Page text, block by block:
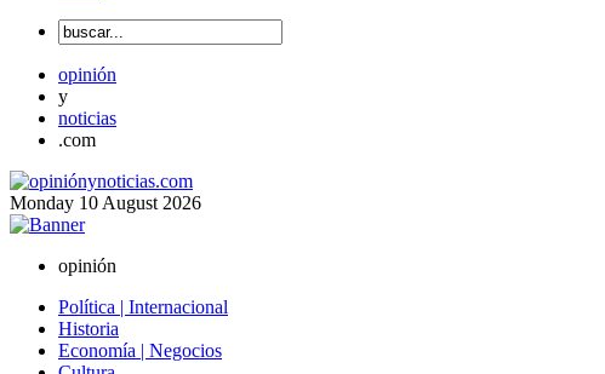
opinión
y
noticias
.com
Monday 10 August 2026
opinión
Política | Internacional
Historia
Economía | Negocios